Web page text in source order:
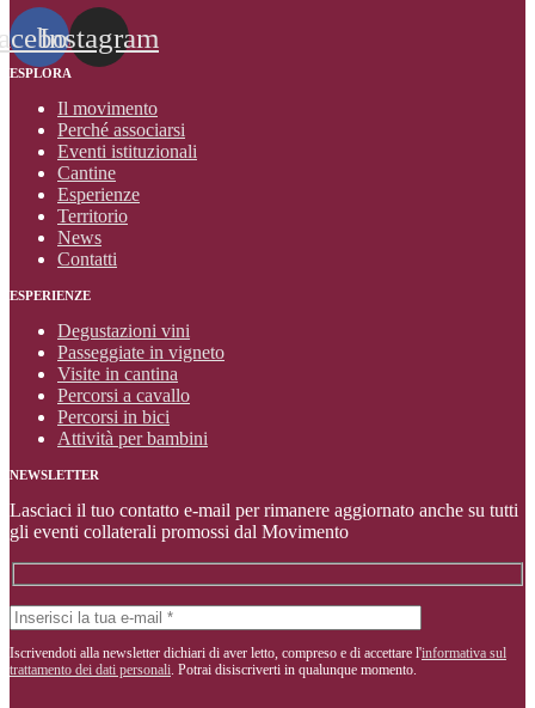
Instagram
ESPLORA
Il movimento
Perché associarsi
Eventi istituzionali
Cantine
Esperienze
Territorio
News
Contatti
ESPERIENZE
Degustazioni vini
Passeggiate in vigneto
Visite in cantina
Percorsi a cavallo
Percorsi in bici
Attività per bambini
NEWSLETTER
Lasciaci il tuo contatto e-mail per rimanere aggiornato anche su tutti
gli eventi collaterali promossi dal Movimento
Iscrivendoti alla newsletter dichiari di aver letto, compreso e di accettare l'informativa sul
trattamento dei dati personali. Potrai disiscriverti in qualunque momento.